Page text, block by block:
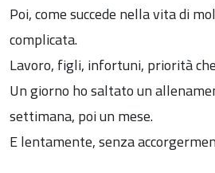
Poi, come succede nella vita di
complicata.
Lavoro, figli, infortuni, priorità
Un giorno ho saltato un
settimana, poi un mese.
E lentamente, senza